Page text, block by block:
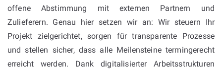
offene Abstimmung mit externen Partnern und
Zulieferern. Genau hier setzen wir an: Wir steuern Ihr
Projekt zielgerichtet, sorgen für transparente Prozesse
und stellen sicher, dass alle Meilensteine termingerecht
erreicht werden. Dank digitalisierter Arbeitsstrukturen